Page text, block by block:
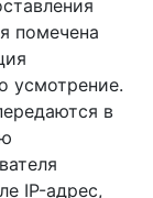
помечена
усмотрение.
в
IP-адрес,